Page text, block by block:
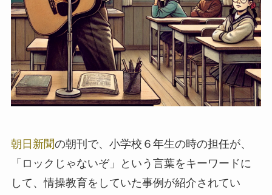
朝日新聞の朝刊で、小学校６年生の時の担任が、
「ロックじゃないぞ」という言葉をキーワードに
して、情操教育をしていた事例が紹介されてい